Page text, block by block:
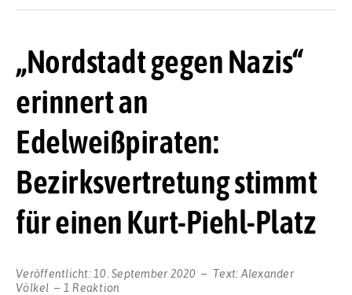
„Nordstadt gegen Nazis“
erinnert an
Edelweißpiraten:
Bezirksvertretung stimmt
für einen Kurt-Piehl-Platz
Veröffentlicht: 10. September 2020 Text: Alexander
Völkel
1 Reaktion